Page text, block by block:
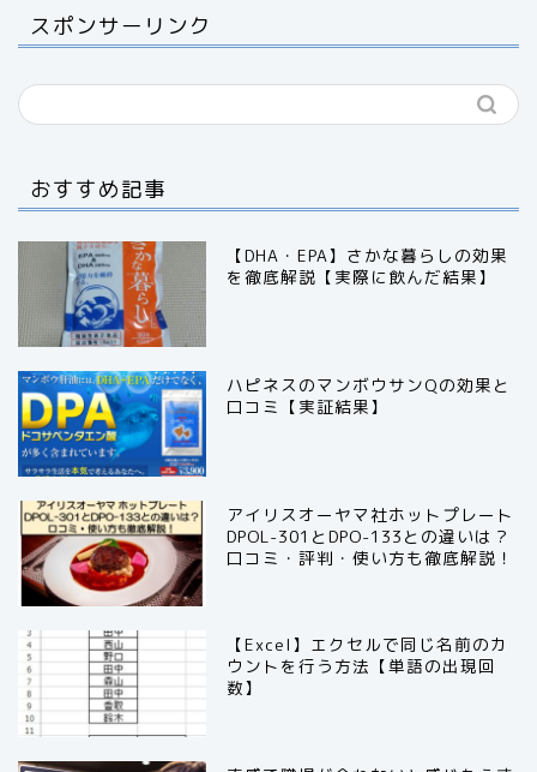
スポンサーリンク
おすすめ記事
【DHA・EPA】さかな暮らしの効果
を徹底解説【実際に飲んだ結果】
ハピネスのマンボウサンQの効果と
口コミ【実証結果】
アイリスオーヤマ社ホットプレート
DPOL-301とDPO-133との違いは？
口コミ・評判・使い方も徹底解説！
【Excel】エクセルで同じ名前のカ
ウントを行う方法【単語の出現回
数】